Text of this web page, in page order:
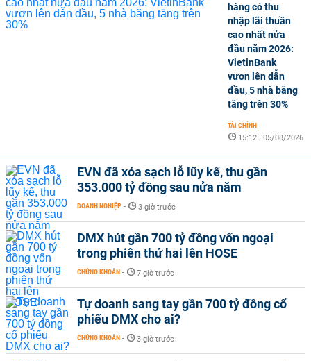
hàng có thu
nhập lãi thuần
cao nhất nửa
đầu năm 2026:
VietinBank
vươn lên dẫn
đầu, 5 nhà băng
tăng trên 30%
TÀI CHÍNH -
15:12 | 05/08/2026
EVN đã xóa sạch lỗ lũy kế, thu gần
353.000 tỷ đồng sau nửa năm
DOANH NGHIỆP - 3 giờ trước
DMX hút gần 700 tỷ đồng vốn ngoại
trong phiên thứ hai lên HOSE
CHỨNG KHOÁN - 7 giờ trước
Tự doanh sang tay gần 700 tỷ đồng cổ
phiếu DMX cho ai?
CHỨNG KHOÁN - 3 giờ trước